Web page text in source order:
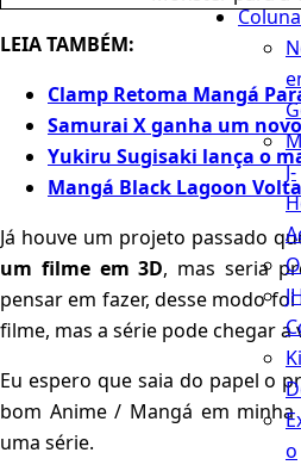
J-
o
LEIA TAMBÉM:
Clamp Retoma Mangá
Samurai X ganha um
Yukiru Sugisaki lança o
Mangá Black Lagoon
Já houve um projeto passado
um filme em 3D, mas seria
pensar em fazer, desse modo
filme, mas a série pode chegar a
Eu espero que saia do papel o
bom Anime / Mangá em
uma série.